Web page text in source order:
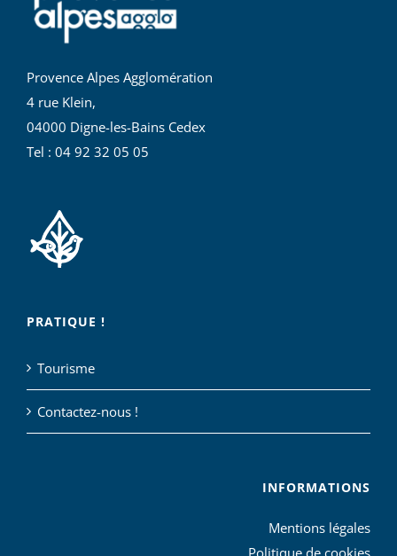
Provence Alpes Agglomération
4 rue Klein,
04000 Digne-les-Bains Cedex
Tel : 04 92 32 05 05
PRATIQUE !
Tourisme
Contactez-nous !
INFORMATIONS
Mentions légales
Politique de cookies